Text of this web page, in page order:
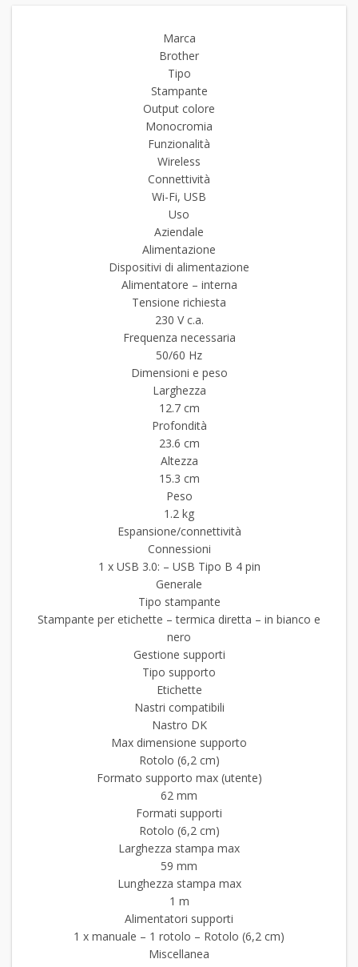
Marca
Brother
Tipo
Stampante
Output colore
Monocromia
Funzionalità
Wireless
Connettività
Wi-Fi, USB
Uso
Aziendale
Alimentazione
Dispositivi di alimentazione
Alimentatore – interna
Tensione richiesta
230 V c.a.
Frequenza necessaria
50/60 Hz
Dimensioni e peso
Larghezza
12.7 cm
Profondità
23.6 cm
Altezza
15.3 cm
Peso
1.2 kg
Espansione/connettività
Connessioni
1 x USB 3.0: – USB Tipo B 4 pin
Generale
Tipo stampante
Stampante per etichette – termica diretta – in bianco e
nero
Gestione supporti
Tipo supporto
Etichette
Nastri compatibili
Nastro DK
Max dimensione supporto
Rotolo (6,2 cm)
Formato supporto max (utente)
62 mm
Formati supporti
Rotolo (6,2 cm)
Larghezza stampa max
59 mm
Lunghezza stampa max
1 m
Alimentatori supporti
1 x manuale – 1 rotolo – Rotolo (6,2 cm)
Miscellanea